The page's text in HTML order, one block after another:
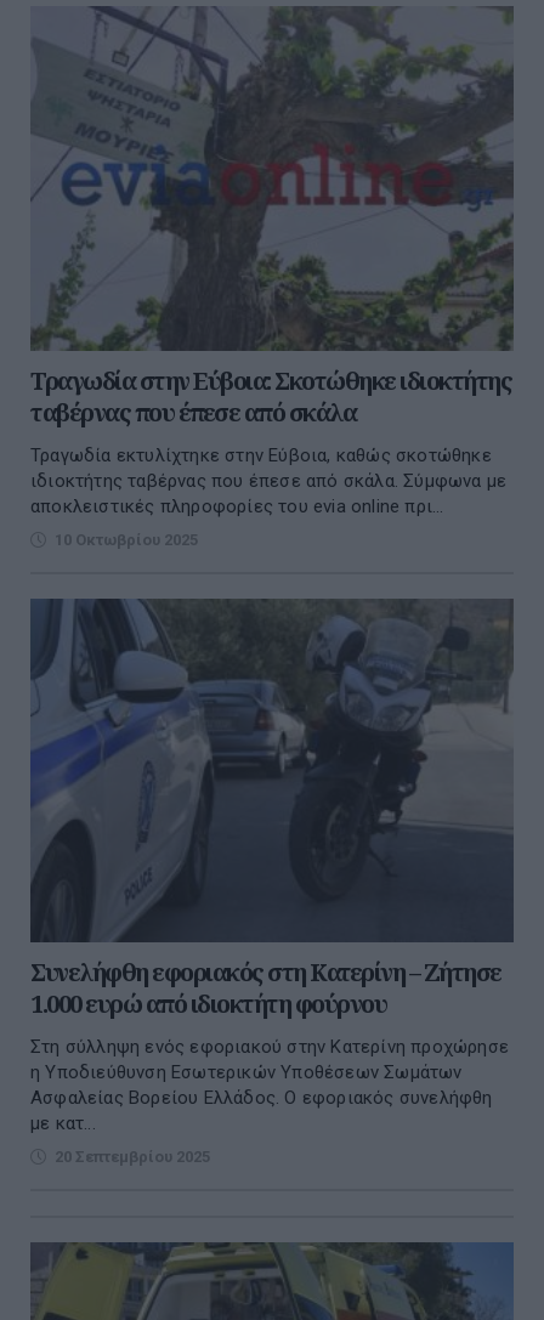
Τραγωδία στην Εύβοια: Σκοτώθηκε ιδιοκτήτης
ταβέρνας που έπεσε από σκάλα
Τραγωδία εκτυλίχτηκε στην Εύβοια, καθώς σκοτώθηκε
ιδιοκτήτης ταβέρνας που έπεσε από σκάλα. Σύμφωνα με
αποκλειστικές πληροφορίες του evia online πρι...
10 Οκτωβρίου 2025
Συνελήφθη εφοριακός στη Κατερίνη – Ζήτησε
1.000 ευρώ από ιδιοκτήτη φούρνου
Στη σύλληψη ενός εφοριακού στην Κατερίνη προχώρησε
η Υποδιεύθυνση Εσωτερικών Υποθέσεων Σωμάτων
Ασφαλείας Βορείου Ελλάδος. Ο εφοριακός συνελήφθη
με κατ...
20 Σεπτεμβρίου 2025